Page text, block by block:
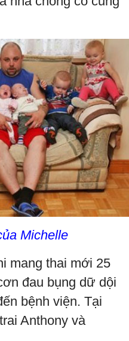
Michelle
mang thai mới 25
đau bụng dữ dội
bệnh viện. Tại
Anthony và